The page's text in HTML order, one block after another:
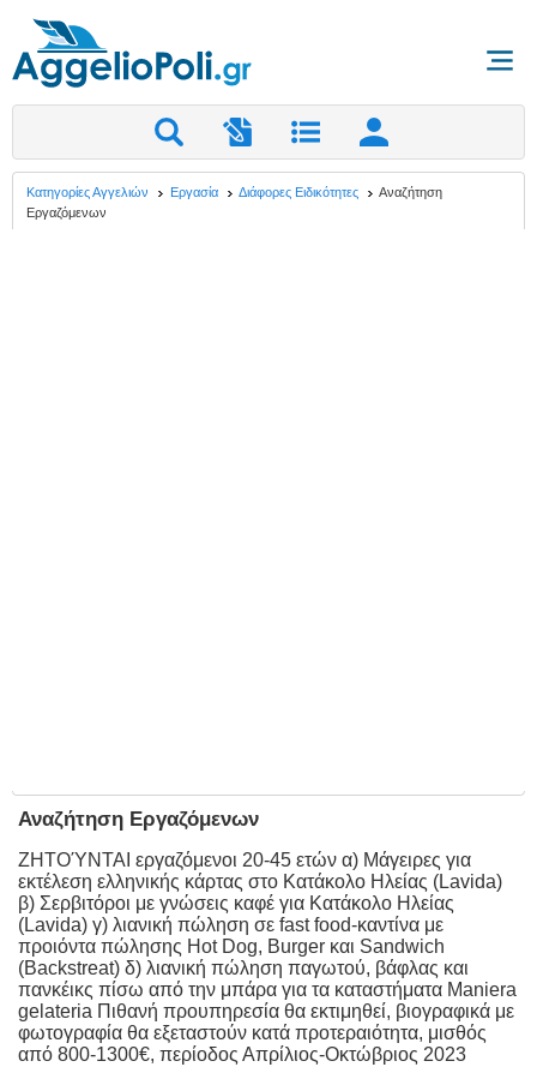
Κατηγορίες Αγγελιών Εργασία Διάφορες Ειδικότητες
Αναζήτηση
Εργαζόμενων
Αναζήτηση Εργαζόμενων
ΖΗΤΟΎΝΤΑΙ εργαζόμενοι 20-45 ετών α) Μάγειρες για
εκτέλεση ελληνικής κάρτας στο Κατάκολο Ηλείας (Lavida)
β) Σερβιτόροι με γνώσεις καφέ για Κατάκολο Ηλείας
(Lavida) γ) λιανική πώληση σε fast food-καντίνα με
προιόντα πώλησης Hot Dog, Burger και Sandwich
(Backstreat) δ) λιανική πώληση παγωτού, βάφλας και
πανκέικς πίσω από την μπάρα για τα καταστήματα Maniera
gelateria Πιθανή προυπηρεσία θα εκτιμηθεί, βιογραφικά με
φωτογραφία θα εξεταστούν κατά προτεραιότητα, μισθός
από 800-1300€, περίοδος Απρίλιος-Οκτώβριος 2023